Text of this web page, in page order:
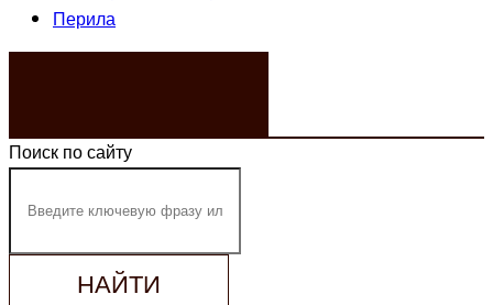
Перила
Поиск по сайту
НАЙТИ